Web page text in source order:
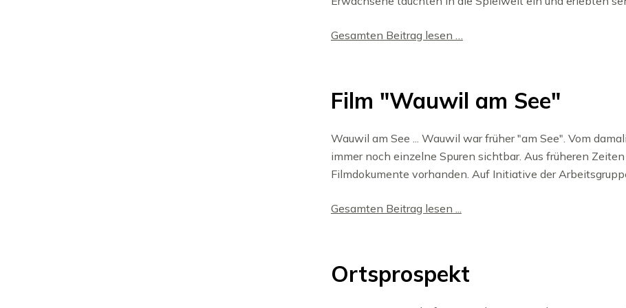
Gesamten Beitrag lesen …
Film "Wauwil am See"
Wauwil am See ... Wauwil war früher "am See". Vom
immer noch einzelne Spuren sichtbar. Aus früheren
Filmdokumente vorhanden. Auf Initiative der
Gesamten Beitrag lesen ...
Ortsprospekt